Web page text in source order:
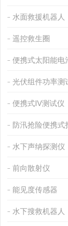
水面救援机器人
遥控救生圈
便携式太阳能电
光伏组件功率测
便携式IV测试仪
防汛抢险便携式
水下声纳探测仪
前向散射仪
能见度传感器
水下搜救机器人